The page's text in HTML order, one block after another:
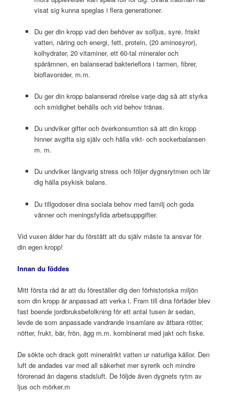
visat sig kunna speglas i flera generationer.
Du ger din kropp vad den behöver av solljus, syre, friskt
vatten, näring och energi, fett, protein, (20 aminosyror),
kolhydrater, 20 vitaminer, ett 60-tal mineraler och
spårämnen, en balanserad bakterieflora i tarmen, fibrer,
bioflavonider, m.m.
Du ger din kropp balanserad rörelse varje dag så att styrka
och smidighet behålls och vid behov tränas.
Du undviker gifter och överkonsumtion så att din kropp
hinner avgifta sig själv och hålla vikt- och sockerbalansen
m. m.
Du undviker långvarig stress och följer dygnsrytmen och lär
dig hålla psykisk balans.
Du tillgodoser dina sociala behov med familj och goda
vänner och meningsfyllda arbetsuppgifter.
Vid vuxen ålder har du förstått att du själv måste ta ansvar för
din egen kropp!
Innan du föddes
Mitt första råd är att du föreställer dig den förhistoriska miljön
som din kropp är anpassad att verka i. Fram till dina förfäder blev
fast boende jordbruksbefolkning för ett antal tusen år sedan,
levde de som anpassade vandrande insamlare av ätbara rötter,
nötter, frukt, bär, frön, ägg m.m. kombinerat med jakt och fiske.
De sökte och drack gott mineralrikt vatten ur naturliga källor. Den
luft de andades var med all säkerhet mer syrerik och mindre
förorenad än dagens stadsluft. De följde även dygnets rytm av
ljus och mörker.m